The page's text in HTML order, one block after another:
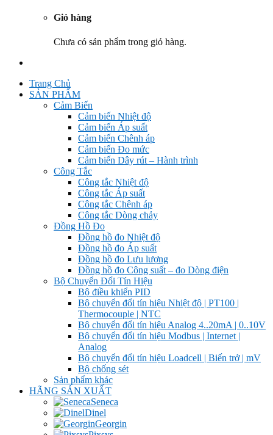
Giỏ hàng
Chưa có sản phẩm trong giỏ hàng.
Trang Chủ
SẢN PHẨM
Cảm Biến
Cảm biến Nhiệt độ
Cảm biến Áp suất
Cảm biến Chênh áp
Cảm biến Đo mức
Cảm biến Dây rút – Hành trình
Công Tắc
Công tắc Nhiệt độ
Công tắc Áp suất
Công tắc Chênh áp
Công tắc Dòng chảy
Đồng Hồ Đo
Đồng hồ đo Nhiệt độ
Đồng hồ đo Áp suất
Đồng hồ đo Lưu lượng
Đồng hồ đo Công suất – đo Dòng điện
Bộ Chuyển Đổi Tín Hiệu
Bộ điều khiển PID
Bộ chuyển đổi tín hiệu Nhiệt độ | PT100 |
Thermocouple | NTC
Bộ chuyển đổi tín hiệu Analog 4..20mA | 0..10V
Bộ chuyển đổi tín hiệu Modbus | Internet |
Analog
Bộ chuyển đổi tín hiệu Loadcell | Biến trở | mV
Bộ chống sét
Sản phẩm khác
HÃNG SẢN XUẤT
Seneca
Dinel
Georgin